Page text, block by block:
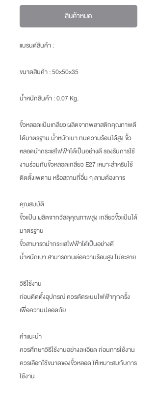
สินค้าหมด
แบรนด์สินค้า :
ขนาดสินค้า : 50x50x35
น้ำหนักสินค้า : 0.07 Kg.
ขั้วหลอดแป้นเกลียว ผลิตจากพลาสติกคุณภาพดี
ได้มาตรฐาน น้ำหนักเบา ทนความร้อนได้สูง ขั้ว
หลอดนำกระแสไฟฟ้าได้เป็นอย่างดี รองรับการใช้
งานร่วมกับขั้วหลอดเกลียว E27 เหมาะสำหรับใช้
ติดตั้งเพดาน หรือสถานที่อื่น ๆ ตามต้องการ
คุณสมบัติ
ขั้วแป้น ผลิตจากวัสดุคุณภาพสูง เกลียวขั้วแป้นได้
มาตรฐาน
ขั้วสามารถนำกระแสไฟฟ้าได้เป็นอย่างดี
น้ำหนักเบา สามารถทนต่อความร้อนสูง ไม่ละลาย
วิธีใช้งาน
ก่อนติดตั้งอุปกรณ์ ควรตัดระบบไฟฟ้าทุกครั้ง
เพื่อความปลอดภัย
คำแนะนำ
ควรศึกษาวิธีใช้งานอย่างละเอียด ก่อนการใช้งาน
ควรเลือกใช้ขนาดของขั้วหลอด ให้เหมาะสมกับการ
ใช้งาน